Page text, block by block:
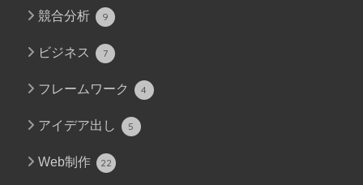
競合分析 9
ビジネス 7
フレームワーク 4
アイデア出し 5
Web制作 22